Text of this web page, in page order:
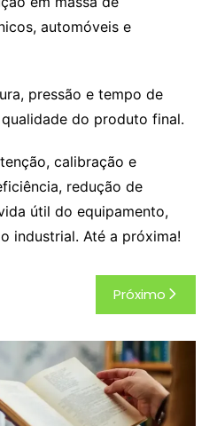
automóveis e
pressão e tempo de
do produto final.
calibração e
redução de
útil do equipamento,
industrial. Até a próxima!
Próximo